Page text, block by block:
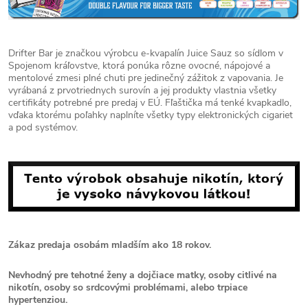
Drifter Bar je značkou výrobcu e-kvapalín Juice Sauz so sídlom v
Spojenom kráľovstve, ktorá ponúka rôzne ovocné, nápojové a
mentolové zmesi plné chuti pre jedinečný zážitok z vapovania. Je
vyrábaná z prvotriednych surovín a jej produkty vlastnia všetky
certifikáty potrebné pre predaj v EÚ. Fľaštička má tenké kvapkadlo,
vďaka ktorému poľahky naplníte všetky typy elektronických cigariet
a pod systémov.
Zákaz predaja osobám mladším ako 18 rokov.
Nevhodný pre tehotné ženy a dojčiace matky, osoby citlivé na
nikotín, osoby so srdcovými problémami, alebo trpiace
hypertenziou.